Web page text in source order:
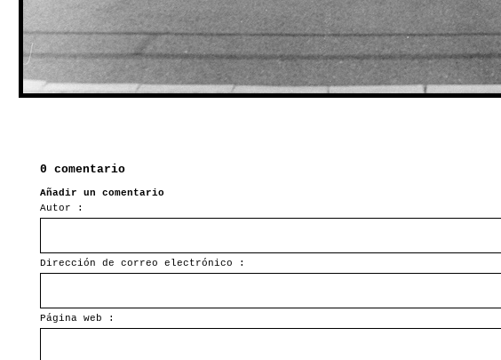
0 comentario
Añadir un comentario
Autor :
Dirección de correo electrónico :
Página web :